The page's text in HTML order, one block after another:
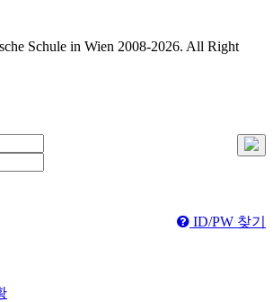
Schule in Wien 2008-2026. All Right
ID/PW 찾기